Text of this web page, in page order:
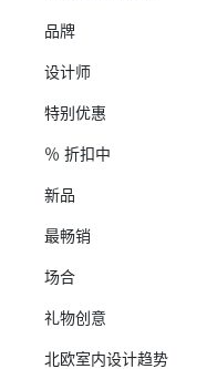
品牌
设计师
特别优惠
％ 折扣中
新品
最畅销
场合
礼物创意
北欧室内设计趋势